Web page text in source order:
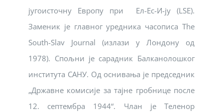
југоисточну Европу при Ел-Ес-И-ју (LSE).
Заменик је главног уредника часописа The
South-Slav Journal (излази у Лондону од
1978). Спољни је сарадник Балканолошког
института САНУ. Од оснивања је председник
„Државне комисије за тајне гробнице после
12. септембра 1944“. Члан је Теленор